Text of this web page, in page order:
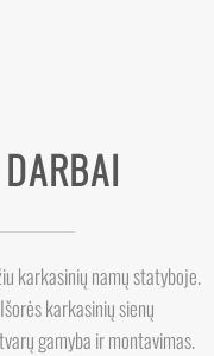
karkasinių namų statyboje.
karkasinių sienų
gamyba ir montavimas.